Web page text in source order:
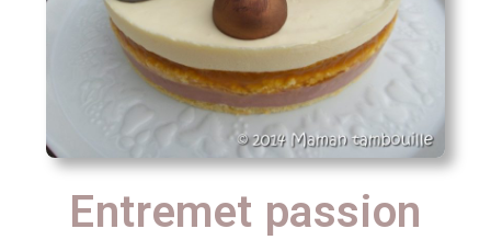
Entremet passion